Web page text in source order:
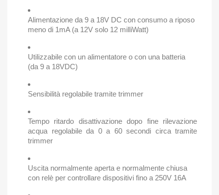
Alimentazione da 9 a 18V DC con consumo a riposo
meno di 1mA (a 12V solo 12 milliWatt)
Utilizzabile con un alimentatore o con una batteria
(da 9 a 18VDC)
Sensibilità regolabile tramite trimmer
Tempo ritardo disattivazione dopo fine rilevazione
acqua regolabile da 0 a 60 secondi circa tramite
trimmer
Uscita normalmente aperta e normalmente chiusa
con relè per controllare dispositivi fino a 250V 16A